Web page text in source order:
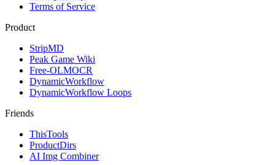
Terms of Service
Product
StripMD
Peak Game Wiki
Free-OLMOCR
DynamicWorkflow
DynamicWorkflow Loops
Friends
ThisTools
ProductDirs
AI Img Combiner